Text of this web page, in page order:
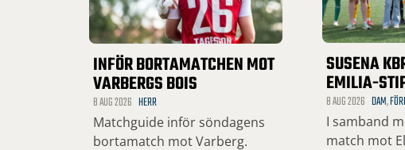
INFÖR BORTAMATCHEN MOT
VARBERGS BOIS
8 AUG 2026 HERR
Matchguide inför söndagens
bortamatch mot Varberg.
SUSENA
EMILIA-
8 AUG 2026 DAM,
I samband
match mot